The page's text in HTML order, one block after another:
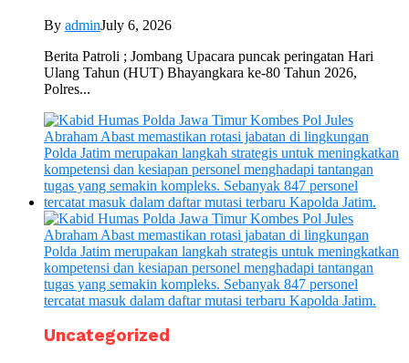
By adminJuly 6, 2026
Berita Patroli ; Jombang Upacara puncak peringatan Hari
Ulang Tahun (HUT) Bhayangkara ke-80 Tahun 2026,
Polres...
Uncategorized